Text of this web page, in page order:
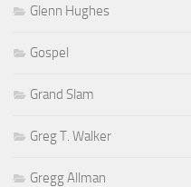
Glenn Hughes
Gospel
Grand Slam
Greg T. Walker
Gregg Allman